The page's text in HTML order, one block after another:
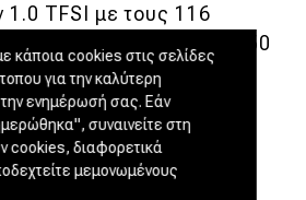
1.0 TFSI με τους 116
ισχυρότερο 1.5 με τους 150
της δοκιμής να
σε ισχύ μοτέρ. Στην
3κύλινδρος
πως έχει τσαγανό.
S tronic να
κάποια cookies στις σελίδες
για την καλύτερη
την ενημέρωσή σας. Εάν
συναινείτε στη
cookies, διαφορετικά
μεμονωμένους